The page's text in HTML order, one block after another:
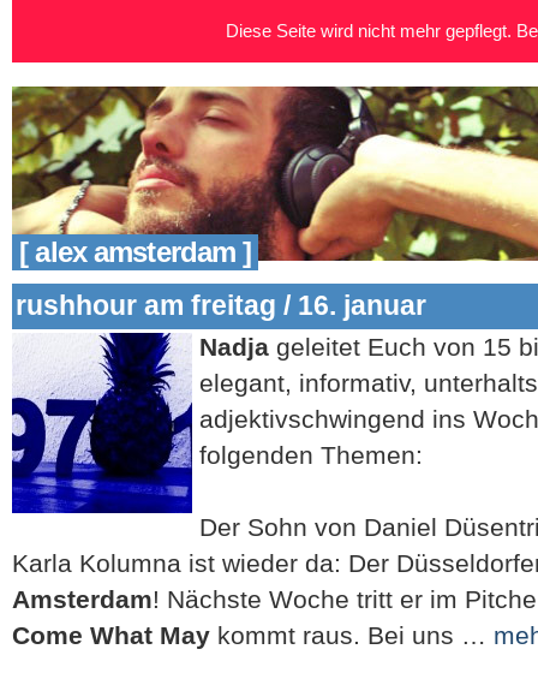
[ alex amsterdam ]
rushhour am freitag / 16. januar
Nadja geleitet Euch von 15
elegant, informativ,
adjektivschwingend ins
folgenden Themen:
Der Sohn von Daniel
Karla Kolumna ist wieder da: Der
Amsterdam! Nächste Woche tritt er im
Come What May kommt raus. Bei uns …
Diese Seite wird nicht mehr gepflegt.